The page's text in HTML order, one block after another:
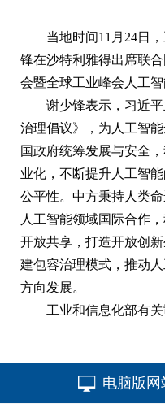
当地时间11月24日
锋在沙特利雅得出席联
会暨全球工业峰会人工智
谢少锋表示，习近
治理倡议》，为人工智
国政府统筹发展与安全
业化，不断提升人工智
公平性。中方秉持人类
人工智能领域国际合作
开放共享，打造开放创
建包容治理模式，推动
方向发展。
工业和信息化部有
电脑版网